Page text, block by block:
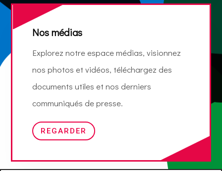
Nos médias
Explorez notre espace médias, visionnez
nos photos et vidéos, téléchargez des
documents utiles et nos derniers
communiqués de presse.
REGARDER